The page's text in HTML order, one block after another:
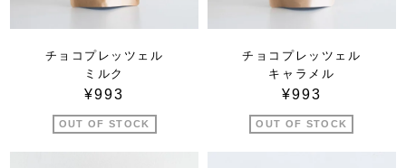
チョコプレッツェル
ミルク
¥993
OUT OF STOCK
チョコプレッツェル
キャラメル
¥993
OUT OF STOCK